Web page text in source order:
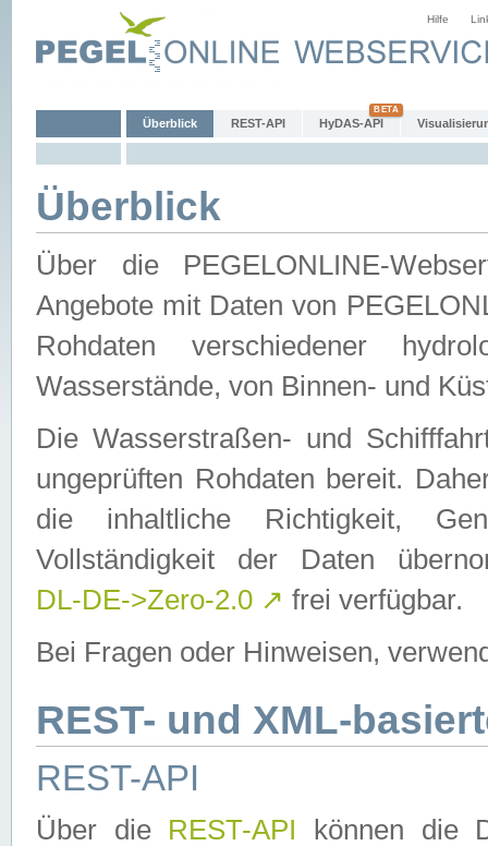
Hilfe
Überblick REST-API HyDAS-API
Überblick
Über die PEGELONLINE-
Angebote mit Daten von
Rohdaten verschiedener
Wasserstände, von Binnen- und
Die Wasserstraßen- und
ungeprüften Rohdaten bereit.
die inhaltliche Richtigkeit,
Vollständigkeit der Daten
DL-DE->Zero-2.0 ↗ frei verfügbar.
Bei Fragen oder Hinweisen,
REST- und XML-
REST-API
Über die REST-API können die